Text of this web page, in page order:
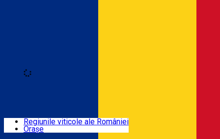
Locuri cu vin
Regiunile viticole ale României
Orașe